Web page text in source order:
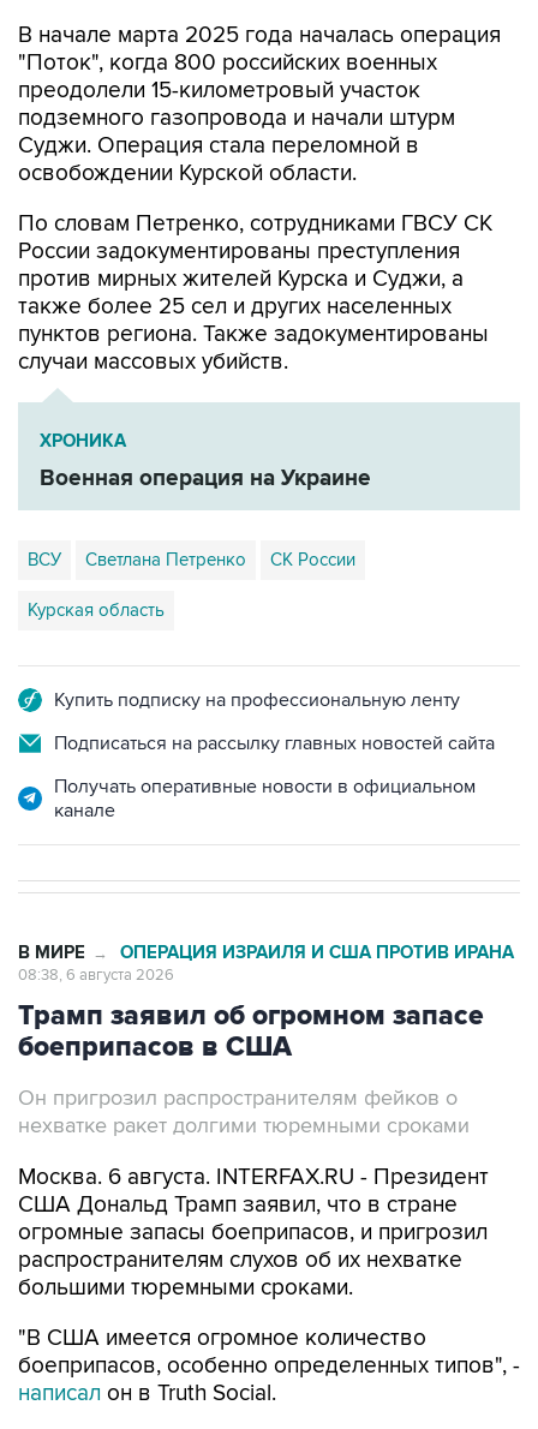
В начале марта 2025 года началась операция
"Поток", когда 800 российских военных
преодолели 15-километровый участок
подземного газопровода и начали штурм
Суджи. Операция стала переломной в
освобождении Курской области.
По словам Петренко, сотрудниками ГВСУ СК
России задокументированы преступления
против мирных жителей Курска и Суджи, а
также более 25 сел и других населенных
пунктов региона. Также задокументированы
случаи массовых убийств.
ХРОНИКА
Военная операция на Украине
ВСУ Светлана Петренко СК России
Курская область
Купить подписку на профессиональную ленту
Подписаться на рассылку главных новостей сайта
Получать оперативные новости в официальном
канале
В МИРЕ → ОПЕРАЦИЯ ИЗРАИЛЯ И США ПРОТИВ ИРАНА
08:38, 6 августа 2026
Трамп заявил об огромном запасе
боеприпасов в США
Он пригрозил распространителям фейков о
нехватке ракет долгими тюремными сроками
Москва. 6 августа. INTERFAX.RU - Президент
США Дональд Трамп заявил, что в стране
огромные запасы боеприпасов, и пригрозил
распространителям слухов об их нехватке
большими тюремными сроками.
"В США имеется огромное количество
боеприпасов, особенно определенных типов", -
написал он в Truth Social.